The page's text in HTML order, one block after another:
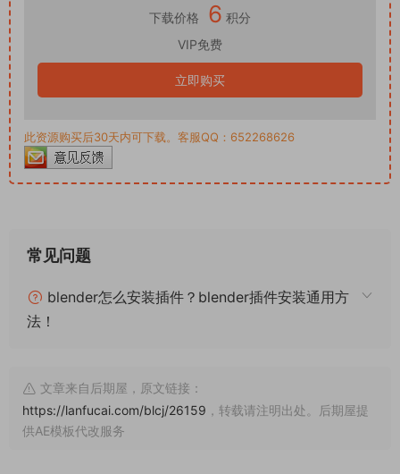
下载价格 6 积分
VIP免费
立即购买
此资源购买后30天内可下载。客服QQ：652268626
常见问题
blender怎么安装插件？blender插件安装通用方
法！
文章来自后期屋，原文链接：
https://lanfucai.com/blcj/26159 ，转载请注明出处。后期屋提
供AE模板代改服务